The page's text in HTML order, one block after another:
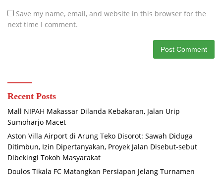
Save my name, email, and website in this browser for the
next time I comment.
Recent Posts
Mall NIPAH Makassar Dilanda Kebakaran, Jalan Urip
Sumoharjo Macet
Aston Villa Airport di Arung Teko Disorot: Sawah Diduga
Ditimbun, Izin Dipertanyakan, Proyek Jalan Disebut-sebut
Dibekingi Tokoh Masyarakat
Doulos Tikala FC Matangkan Persiapan Jelang Turnamen